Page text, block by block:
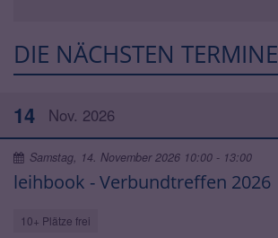
DIE NÄCHSTEN TERMINE
14 Nov. 2026
leihbook - Verbundtreffen 2026
10+ Plätze frei
Samstag, 14. November 2026 10:00 - 13:00